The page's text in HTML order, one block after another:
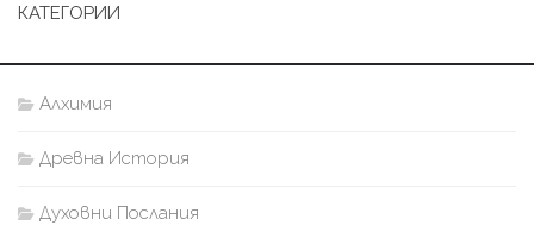
КАТЕГОРИИ
Алхимия
Древна История
Духовни Послания